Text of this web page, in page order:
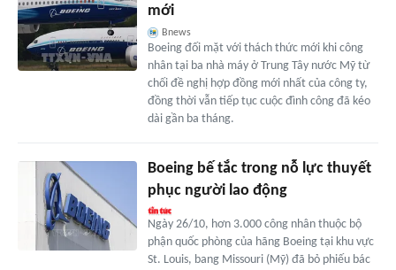
mới
Bnews
Boeing đối mặt với thách thức mới khi công
nhân tại ba nhà máy ở Trung Tây nước Mỹ từ
chối đề nghị hợp đồng mới nhất của công ty,
đồng thời vẫn tiếp tục cuộc đình công đã kéo
dài gần ba tháng.
Boeing bế tắc trong nỗ lực thuyết
phục người lao động
Ngày 26/10, hơn 3.000 công nhân thuộc bộ
phận quốc phòng của hãng Boeing tại khu vực
St. Louis, bang Missouri (Mỹ) đã bỏ phiếu bác